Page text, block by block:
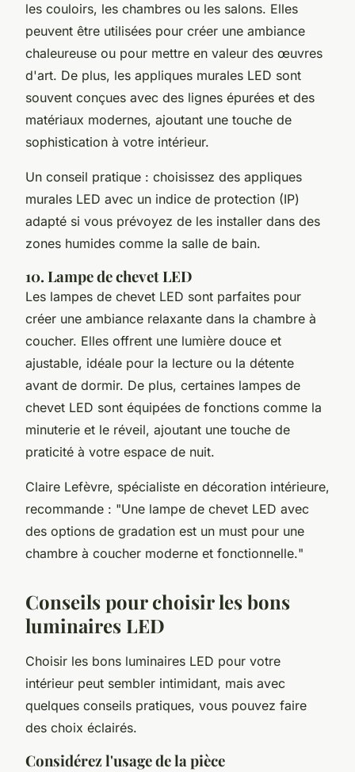
les couloirs, les chambres ou les salons. Elles
peuvent être utilisées pour créer une ambiance
chaleureuse ou pour mettre en valeur des œuvres
d'art. De plus, les appliques murales LED sont
souvent conçues avec des lignes épurées et des
matériaux modernes, ajoutant une touche de
sophistication à votre intérieur.
Un conseil pratique : choisissez des appliques
murales LED avec un indice de protection (IP)
adapté si vous prévoyez de les installer dans des
zones humides comme la salle de bain.
10. Lampe de chevet LED
Les lampes de chevet LED sont parfaites pour
créer une ambiance relaxante dans la chambre à
coucher. Elles offrent une lumière douce et
ajustable, idéale pour la lecture ou la détente
avant de dormir. De plus, certaines lampes de
chevet LED sont équipées de fonctions comme la
minuterie et le réveil, ajoutant une touche de
praticité à votre espace de nuit.
Claire Lefèvre, spécialiste en décoration intérieure,
recommande : "Une lampe de chevet LED avec
des options de gradation est un must pour une
chambre à coucher moderne et fonctionnelle."
Conseils pour choisir les bons
luminaires LED
Choisir les bons luminaires LED pour votre
intérieur peut sembler intimidant, mais avec
quelques conseils pratiques, vous pouvez faire
des choix éclairés.
Considérez l'usage de la pièce